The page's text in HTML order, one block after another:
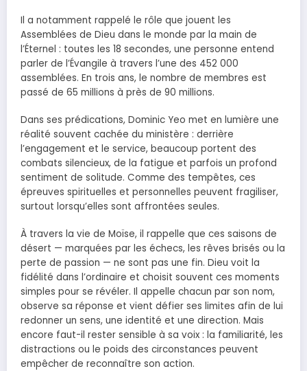
Il a notamment rappelé le rôle que jouent les
Assemblées de Dieu dans le monde par la main de
l’Éternel : toutes les 18 secondes, une personne entend
parler de l’Évangile à travers l’une des 452 000
assemblées. En trois ans, le nombre de membres est
passé de 65 millions à près de 90 millions.
Dans ses prédications, Dominic Yeo met en lumière une
réalité souvent cachée du ministère : derrière
l’engagement et le service, beaucoup portent des
combats silencieux, de la fatigue et parfois un profond
sentiment de solitude. Comme des tempêtes, ces
épreuves spirituelles et personnelles peuvent fragiliser,
surtout lorsqu’elles sont affrontées seules.
À travers la vie de Moïse, il rappelle que ces saisons de
désert — marquées par les échecs, les rêves brisés ou la
perte de passion — ne sont pas une fin. Dieu voit la
fidélité dans l’ordinaire et choisit souvent ces moments
simples pour se révéler. Il appelle chacun par son nom,
observe sa réponse et vient défier ses limites afin de lui
redonner un sens, une identité et une direction. Mais
encore faut-il rester sensible à sa voix : la familiarité, les
distractions ou le poids des circonstances peuvent
empêcher de reconnaître son action.